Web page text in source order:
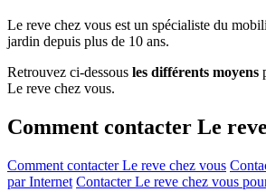
Le reve chez vous est un spécialiste du
jardin depuis plus de 10 ans.
Retrouvez ci-dessous les différents moyens
Le reve chez vous.
Comment contacter Le
Comment contacter Le reve chez vous
par Internet Contacter Le reve chez vous